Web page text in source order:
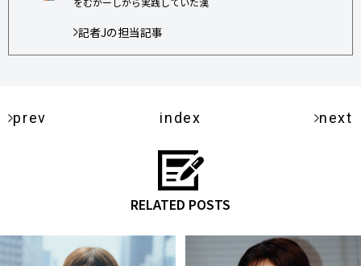
記者Jの担当記事
prev index next
RELATED POSTS